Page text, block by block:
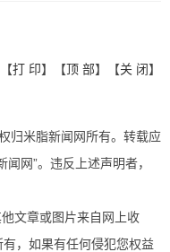
【打 印】【顶 部】【关 闭】
归米脂新闻网所有。转载应
网”。违反上述声明者，
文章或图片来自网上收
，如果有任何侵犯您权益